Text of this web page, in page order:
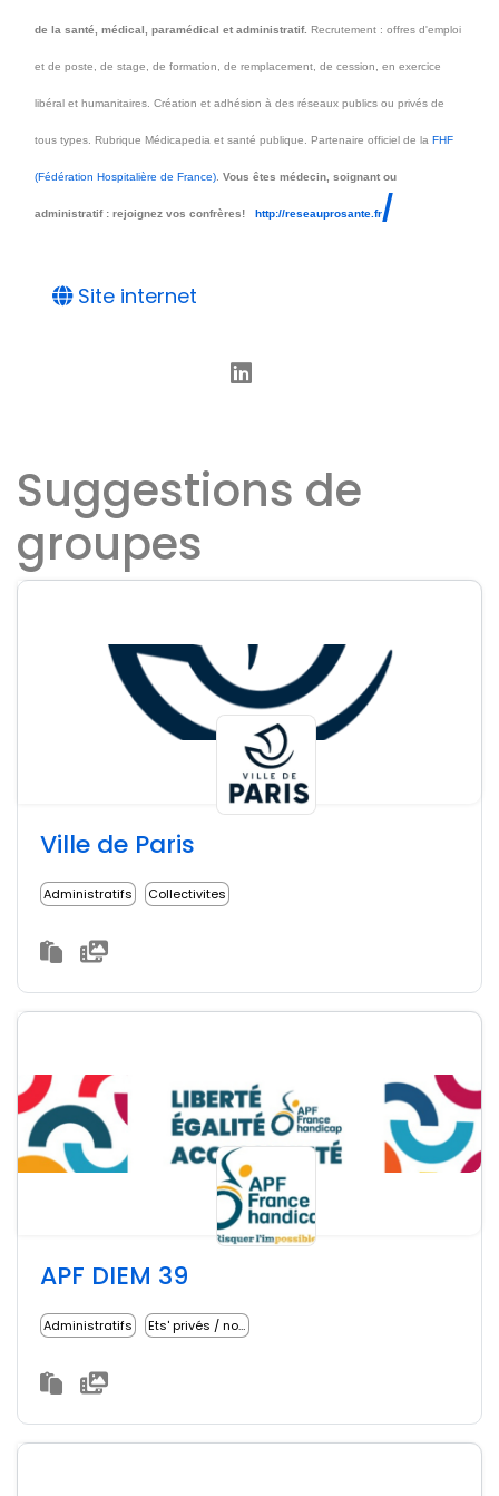
de la santé, médical, paramédical et administratif. Recrutement : offres d'emploi
et de poste, de stage, de formation, de remplacement, de cession, en exercice
libéral et humanitaires. Création et adhésion à des réseaux publics ou privés de
tous types. Rubrique Médicapedia et santé publique. Partenaire officiel de la FHF
(Fédération Hospitalière de France) Vous êtes médecin, soignant ou
administratif : rejoignez vos confrères! http://reseauprosante.fr/
Site internet
Suggestions de
groupes
Ville de Paris
Administratifs Collectivites
APF DIEM 39
Administratifs Ets' privés / non lucratifs